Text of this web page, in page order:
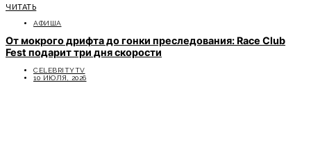
ЧИТАТЬ
АФИША
От мокрого дрифта до гонки преследования: Race Club
Fest подарит три дня скорости
CELEBRITYTV
10 ИЮЛЯ, 2026